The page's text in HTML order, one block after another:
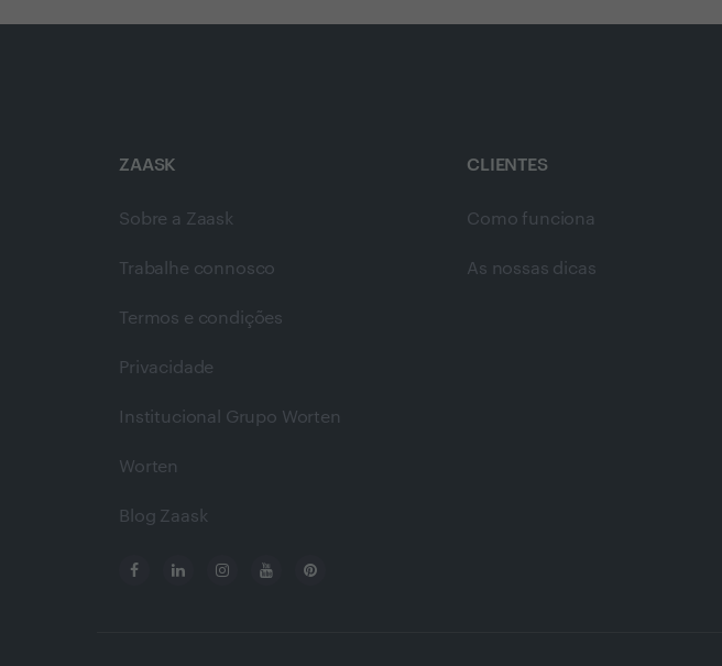
ZAASK
Sobre a Zaask
Trabalhe connosco
Termos e condições
Privacidade
Institucional Grupo Worten
Worten
Blog Zaask
CLIENTES
Como funciona
As nossas dicas